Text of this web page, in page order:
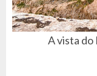
A vista